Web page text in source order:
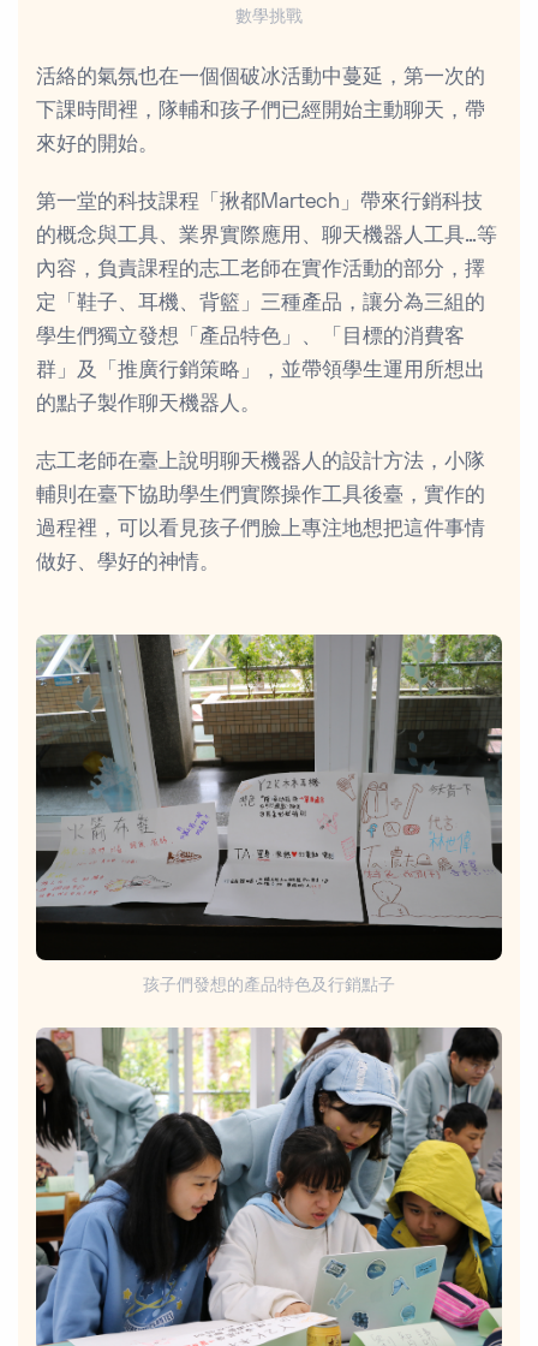
數學挑戰
活絡的氣氛也在一個個破冰活動中蔓延，第一次的
下課時間裡，隊輔和孩子們已經開始主動聊天，帶
來好的開始。
第一堂的科技課程「揪都Martech」帶來行銷科技
的概念與工具、業界實際應用、聊天機器人工具…等
內容，負責課程的志工老師在實作活動的部分，擇
定「鞋子、耳機、背籃」三種產品，讓分為三組的
學生們獨立發想「產品特色」、「目標的消費客
群」及「推廣行銷策略」，並帶領學生運用所想出
的點子製作聊天機器人。
志工老師在臺上說明聊天機器人的設計方法，小隊
輔則在臺下協助學生們實際操作工具後臺，實作的
過程裡，可以看見孩子們臉上專注地想把這件事情
做好、學好的神情。
孩子們發想的產品特色及行銷點子